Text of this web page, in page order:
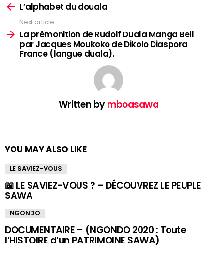
moreL’alphabet du douala
Next article
La prémonition de Rudolf Duala Manga Bell
par Jacques Moukoko de Dikolo Diaspora
France (langue duala).
Written bymboasawa
YOU MAY ALSO LIKE
LE SAVIEZ-VOUS
📖 LE SAVIEZ-VOUS ? – DÉCOUVREZ LE PEUPLE
SAWA
NGONDO
DOCUMENTAIRE – (NGONDO 2020 : Toute
l’HISTOIRE d’un PATRIMOINE SAWA)